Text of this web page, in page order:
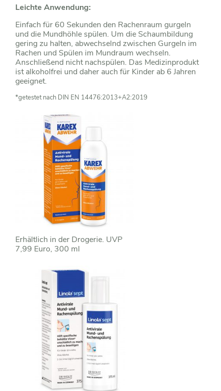
Leichte Anwendung:
Einfach für 60 Sekunden den Rachenraum gurgeln
und die Mundhöhle spülen. Um die Schaumbildung
gering zu halten, abwechselnd zwischen Gurgeln im
Rachen und Spülen im Mundraum wechseln.
Anschließend nicht nachspülen. Das Medizinprodukt
ist alkoholfrei und daher auch für Kinder ab 6 Jahren
geeignet.
*getestet nach DIN EN 14476:2013+A2:2019
Erhältlich in der Drogerie. UVP
7,99 Euro, 300 ml